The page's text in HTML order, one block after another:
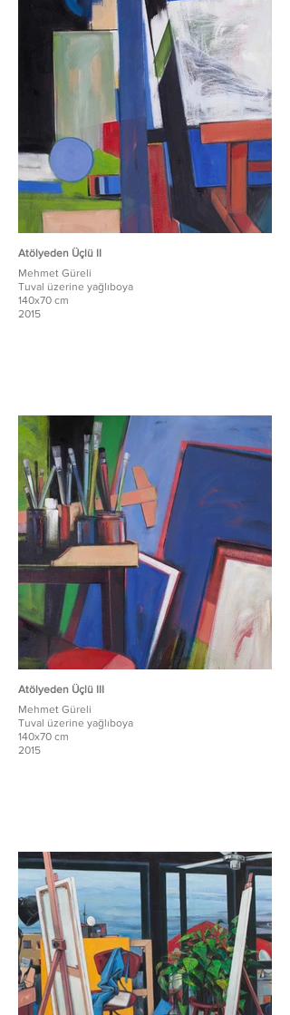
Atölyeden Üçlü II
Mehmet Güreli
Tuval üzerine yağlıboya
140x70 cm
2015
Atölyeden Üçlü III
Mehmet Güreli
Tuval üzerine yağlıboya
140x70 cm
2015